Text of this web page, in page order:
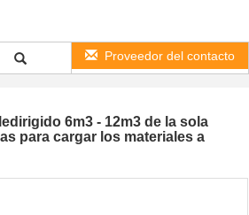
Proveedor del contacto
6m3 - 12m3 de la sola
para cargar los materiales a